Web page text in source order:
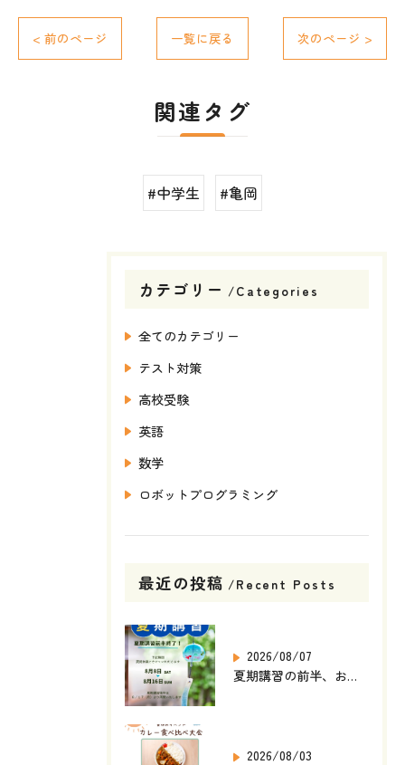
< 前のページ 一覧に戻る 次のページ >
関連タグ
#中学生 #亀岡
カテゴリー Categories
全てのカテゴリー
テスト対策
高校受験
英語
数学
ロボットプログラミング
最近の投稿 Recent Posts
2026/08/07
夏期講習の前半、お疲れさまでした🌻
2026/08/03